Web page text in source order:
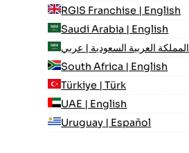
RGIS Franchise | English
Saudi Arabia | English
المملكة العربية السعودية | عربي
South Africa | English
Türkiye | Türk
UAE | English
Uruguay | Español